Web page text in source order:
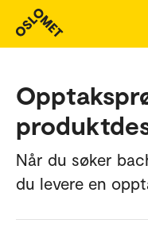
Når du søker
du levere en